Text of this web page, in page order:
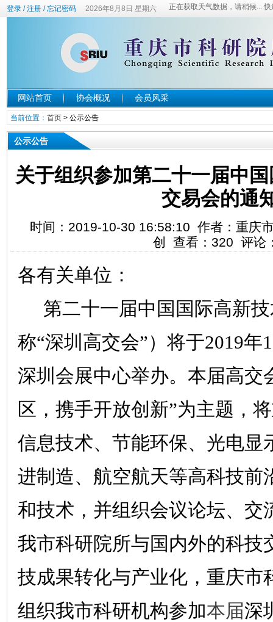
登录/注册/忘记密码 2026年8月8日 星期六
网站首页 协会概况 会员风采
当前位置： 首页> 公示公告
公示公告
关于组织参加第二十一届中
交易会的通
时间：2019-10-30 16:58:10 作者：重庆
创 查看： 320 评论
各有关单位：
第二十一届中国国际高新
称“深圳高交会”）将于2019年
深圳会展中心举办。本届高交
区，携手开放创新”为主题，
信息技术、节能环保、光电显
进制造、航空航天等高科技前
和技术，并组织会议论坛、交
我市科研院所与国内外的科技
技成果转化与产业化，重庆市
组织我市科研机构参加本届深